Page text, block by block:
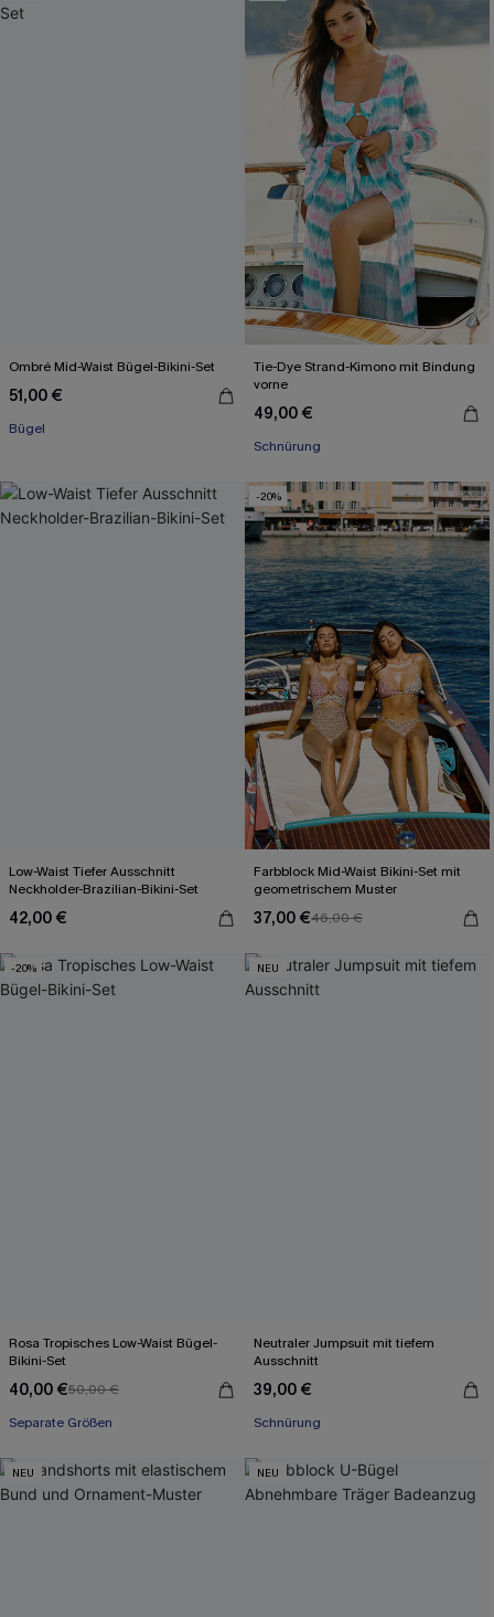
Ombré Mid-Waist Bügel-Bikini-Set
51,00 €
Bügel
Tie-Dye Strand-Kimono mit Bindung
vorne
49,00 €
Schnürung
Low-Waist Tiefer Ausschnitt
Neckholder-Brazilian-Bikini-Set
42,00 €
-20%
Farbblock Mid-Waist Bikini-Set mit
geometrischem Muster
37,00 €46,00 €
-20%
Rosa Tropisches Low-Waist Bügel-
Bikini-Set
40,00 €50,00 €
Separate Größen
NEU
Neutraler Jumpsuit mit tiefem
Ausschnitt
39,00 €
Schnürung
NEU NEU